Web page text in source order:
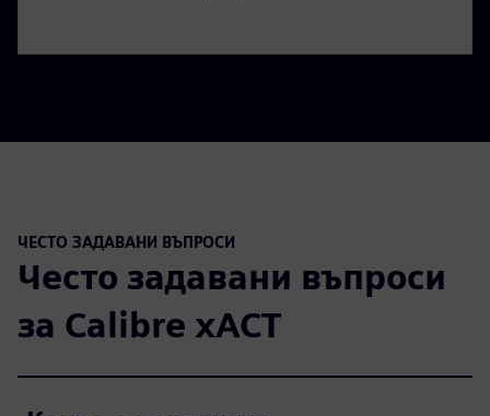
ЧЕСТО ЗАДАВАНИ ВЪПРОСИ
Често задавани въпроси
за Calibre xACT